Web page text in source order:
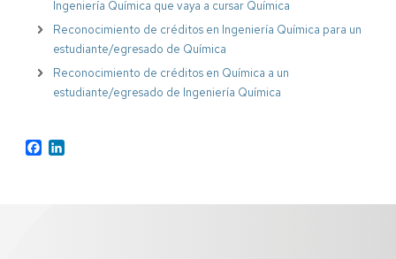
Ingeniería Química que vaya a cursar Química
Reconocimiento de créditos en Ingeniería Química para un
estudiante/egresado de Química
Reconocimiento de créditos en Química a un
estudiante/egresado de Ingeniería Química
Facebook